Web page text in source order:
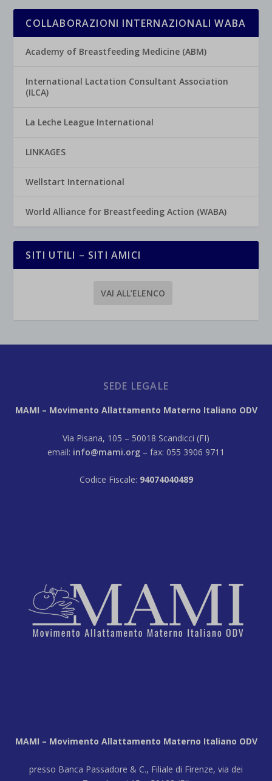
COLLABORAZIONI INTERNAZIONALI WABA
Academy of Breastfeeding Medicine (ABM)
International Lactation Consultant Association
(ILCA)
La Leche League International
LINKAGES
Wellstart International
World Alliance for Breastfeeding Action (WABA)
SITI UTILI – SITI AMICI
VAI ALL’ELENCO
SEDE LEGALE
MAMI – Movimento Allattamento Materno Italiano ODV
Via Pisana, 105 – 50018 Scandicci (FI)
email: info@mami.org – fax: 055 3906 9711
Codice Fiscale: 94074040489
MAMI – Movimento Allattamento Materno Italiano ODV
presso Banca Passadore & C., Filiale di Firenze, via dei